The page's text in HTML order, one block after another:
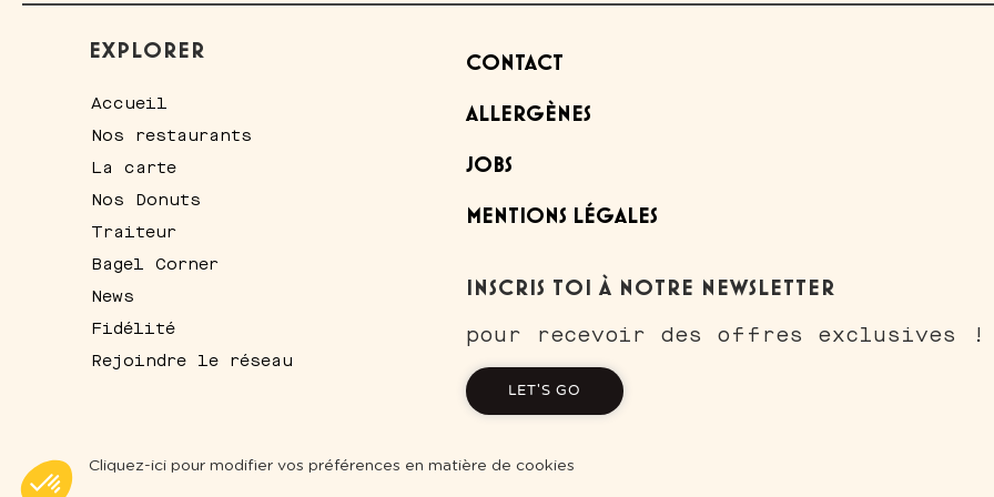
EXPLORER
Accueil
Nos restaurants
La carte
Nos Donuts
Traiteur
Bagel Corner
News
Fidélité
Rejoindre le réseau
CONTACT
ALLERGÈNES
JOBS
MENTIONS LÉGALES
INSCRIS TOI À NOTRE NEWSLETTER
pour recevoir des offres exclusives !
LET'S GO
Cliquez-ici pour modifier vos préférences en matière de cookies
Notre plateforme vous permet d'adapter et de gérer vos paramètres de confidentialité, en garantissant la conformité avec les